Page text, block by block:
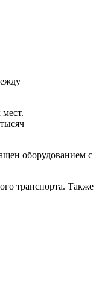
оборудованием с
транспорта. Также